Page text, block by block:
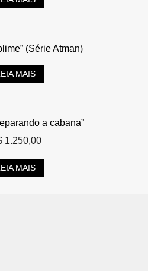
(Série Atman)
MAIS
a cabana”
1.250,00
MAIS